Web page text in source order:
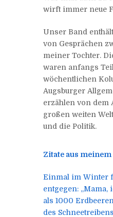
wirft immer neue
Unser Band
von Gesprächen
meiner Tochter.
waren anfangs
wöchentlichen
Augsburger
erzählen von dem
großen weiten
und die Politik.
Zitate aus meinem
Einmal im Winter
entgegen:
als 1000
des